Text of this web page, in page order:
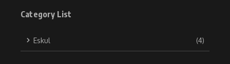
Category List
Eskul (4)